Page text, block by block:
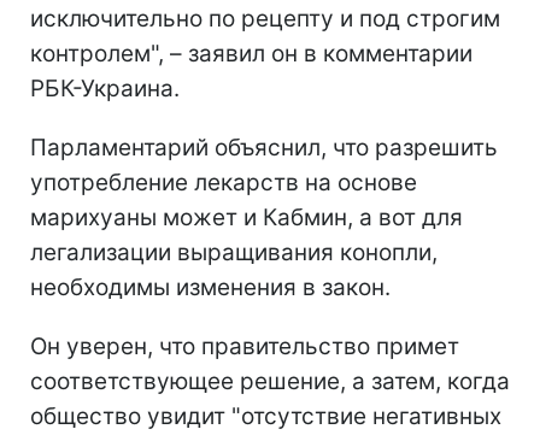
исключительно по рецепту и под строгим
контролем", – заявил он в комментарии
РБК-Украина.
Парламентарий объяснил, что разрешить
употребление лекарств на основе
марихуаны может и Кабмин, а вот для
легализации выращивания конопли,
необходимы изменения в закон.
Он уверен, что правительство примет
соответствующее решение, а затем, когда
общество увидит "отсутствие негативных